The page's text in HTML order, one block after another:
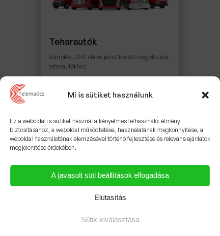
Mi is sütiket használunk
Ez a weboldal is sütiket használ a kényelmes felhasználói élmény
biztosításához, a weboldal működtetése, használatának megkönnyítése, a
weboldal használatának elemzésével történő fejlesztése és releváns ajánlatok
megjelenítése érdekében.
A javasolt süti beállítások elfogadása
Elutasítás
Sütik kiválasztása
Teharautók
Komplex, GPS alapú járműkövető megoldások
teherautókhoz
egyeztetés
Elektronikus menetlevél
Automatikus útdíjfizető-rendszer
3,5 tonna feletti teherautókra
Sofőrazonosítás
0-24 órás, valós idejű GPS
járműkövetés